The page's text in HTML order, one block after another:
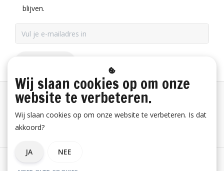
blijven.
Betaalinformatie
Algemene voorwaarden
Wij slaan cookies op om onze
website te verbeteren.
Wij slaan cookies op om onze website te verbeteren. Is dat
akkoord?
JA NEE